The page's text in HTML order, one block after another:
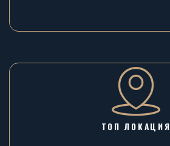
ТОП ЛОКАЦИЯ